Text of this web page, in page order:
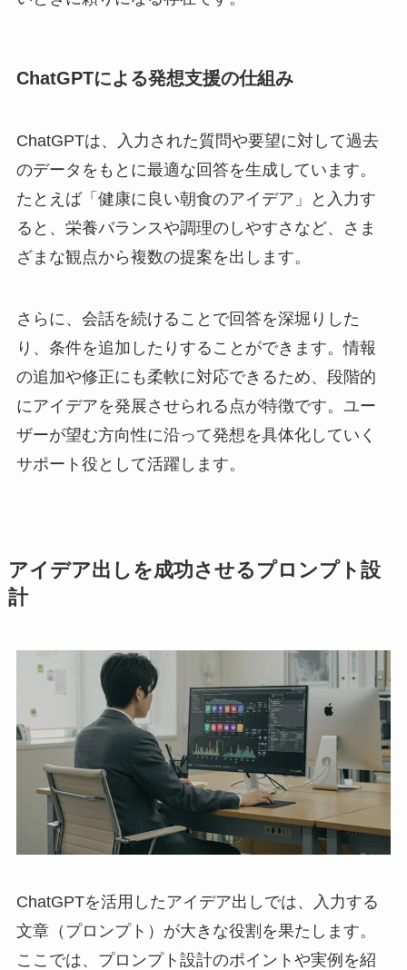
ChatGPTによる発想支援の仕組み
ChatGPTは、入力された質問や要望に対して過去
のデータをもとに最適な回答を生成しています。
たとえば「健康に良い朝食のアイデア」と入力す
ると、栄養バランスや調理のしやすさなど、さま
ざまな観点から複数の提案を出します。
さらに、会話を続けることで回答を深堀りした
り、条件を追加したりすることができます。情報
の追加や修正にも柔軟に対応できるため、段階的
にアイデアを発展させられる点が特徴です。ユー
ザーが望む方向性に沿って発想を具体化していく
サポート役として活躍します。
アイデア出しを成功させるプロンプト設
計
ChatGPTを活用したアイデア出しでは、入力する
文章（プロンプト）が大きな役割を果たします。
ここでは、プロンプト設計のポイントや実例を紹